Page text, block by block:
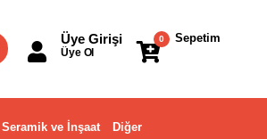
Sepetim
0
Üye Girişi
Üye Ol
Seramik ve İnşaat Diğer